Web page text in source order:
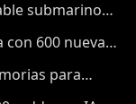
submarino
con 600 nuevas
para